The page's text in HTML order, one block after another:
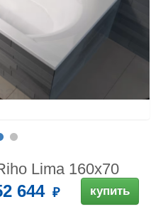
Lima 160x70
644 купить